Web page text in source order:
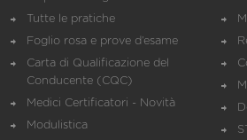
Tutte le pratiche
Foglio rosa e prove d’esame
Carta di Qualificazione del
Conducente (CQC)
Medici Certificatori - Novità
Modulistica